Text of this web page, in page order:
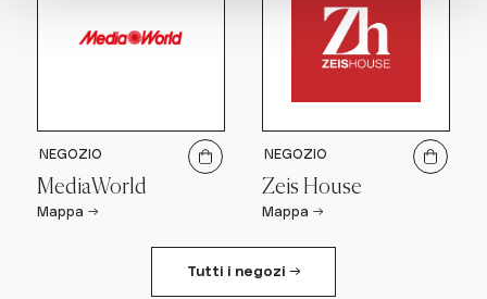
NEGOZIO
MediaWorld
Mappa →
NEGOZIO
Zeis House
Mappa →
Tutti i negozi →